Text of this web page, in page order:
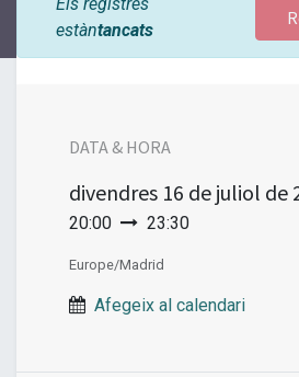
estàntancats
DATA & HORA
divendres 16 de juliol de
20:00 23:30
Europe/Madrid
Afegeix al calendari